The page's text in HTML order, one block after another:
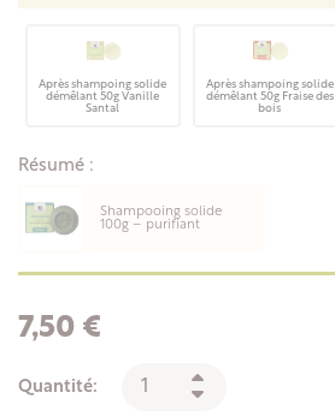
Après shampoing solide
démêlant 50g Vanille
Santal
Après shampoing solide
démêlant 50g Fraise des
bois
Résumé :
Shampooing solide
100g – purifiant
7,50 €
Quantité: